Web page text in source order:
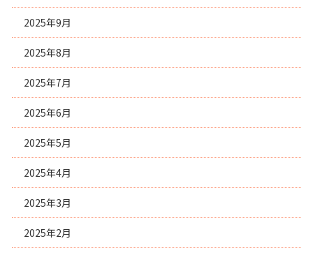
2025年9月
2025年8月
2025年7月
2025年6月
2025年5月
2025年4月
2025年3月
2025年2月